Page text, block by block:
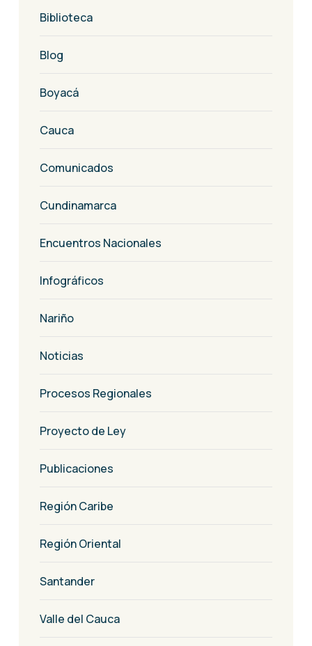
Biblioteca
Blog
Boyacá
Cauca
Comunicados
Cundinamarca
Encuentros Nacionales
Infográficos
Nariño
Noticias
Procesos Regionales
Proyecto de Ley
Publicaciones
Región Caribe
Región Oriental
Santander
Valle del Cauca